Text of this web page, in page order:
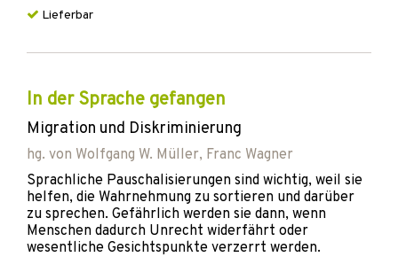
Lieferbar
In der Sprache gefangen
Migration und Diskriminierung
hg. von Wolfgang W. Müller, Franc Wagner
Sprachliche Pauschalisierungen sind wichtig, weil sie
helfen, die Wahrnehmung zu sortieren und darüber
zu sprechen. Gefährlich werden sie dann, wenn
Menschen dadurch Unrecht widerfährt oder
wesentliche Gesichtspunkte verzerrt werden.